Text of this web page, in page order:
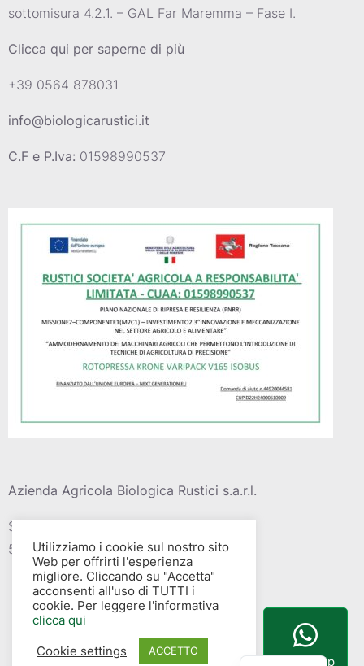
sottomisura 4.2.1. – GAL Far Maremma – Fase I.
Clicca qui per saperne di più
+39 0564 878031
info@biologicarustici.it
C.F e P.Iva: 01598990537
Azienda Agricola Biologica Rustici s.a.r.l.
Strada vic. Della barca del grazi, 4
58015 – Albinia (GR)
Utilizziamo i cookie sul nostro sito
Web per offrirti l'esperienza
migliore. Cliccando su "Accetta"
acconsenti all'uso di TUTTI i
cookie. Per leggere l'informativa
clicca qui
Cookie settings
ACCETTO
WhatsApp
English